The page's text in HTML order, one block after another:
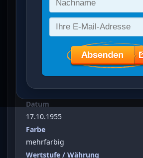
Vergrößertes Bild bei Klick auf Bild
Ausgabeanlass
Deutscher Bundestag in Berlin
Sammelgebiet
WBV-Nr.
WB 00129 EM (Einzelmarke)
Datum
17.10.1955
Farbe
mehrfarbig
Wertstufe / Währung